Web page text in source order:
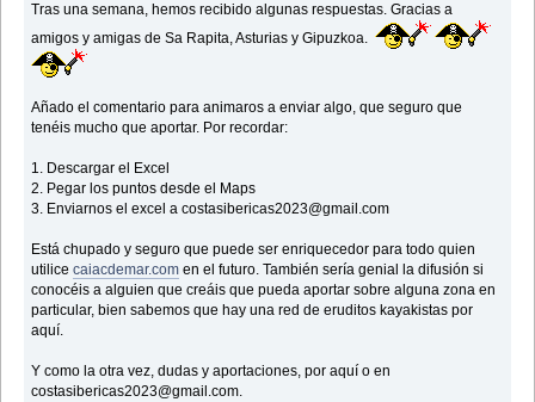
Tras una semana, hemos recibido algunas respuestas. Gracias a
amigos y amigas de Sa Rapita, Asturias y Gipuzkoa.
Añado el comentario para animaros a enviar algo, que seguro que
tenéis mucho que aportar. Por recordar:
1. Descargar el Excel
2. Pegar los puntos desde el Maps
3. Enviarnos el excel a costasibericas2023@gmail.com
Está chupado y seguro que puede ser enriquecedor para todo quien
utilicecaiacdemar.com en el futuro. También sería genial la difusión si
conocéis a alguien que creáis que pueda aportar sobre alguna zona en
particular, bien sabemos que hay una red de eruditos kayakistas por
aquí.
Y como la otra vez, dudas y aportaciones, por aquí o en
costasibericas2023@gmail.com.